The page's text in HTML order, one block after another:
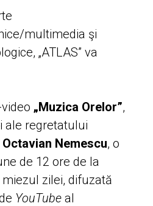
multimedia şi
„ATLAS” va
„Muzica Orelor”,
ale regretatului
Octavian Nemescu, o
de 12 ore de la
zilei, difuzată
YouTube al